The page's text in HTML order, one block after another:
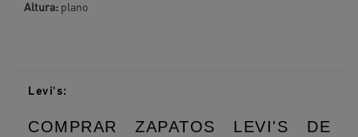
Altura: plano
Levi's:
COMPRAR ZAPATOS LEVI'S DE